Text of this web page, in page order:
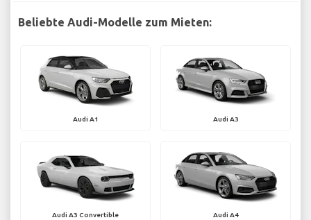
Beliebte Audi-Modelle zum Mieten:
Audi A1 Audi A3
Audi A3 Convertible Audi A4